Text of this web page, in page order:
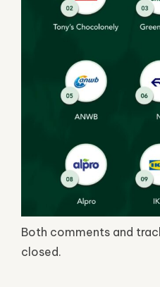
Both comments and
closed.